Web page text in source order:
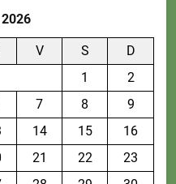
V S
D
1
2
7 8
9
14 15
16
21 22
23